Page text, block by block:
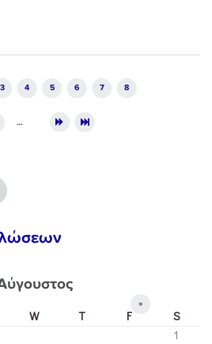
3 4 5 6 7 8
…
»
W T F
S
1